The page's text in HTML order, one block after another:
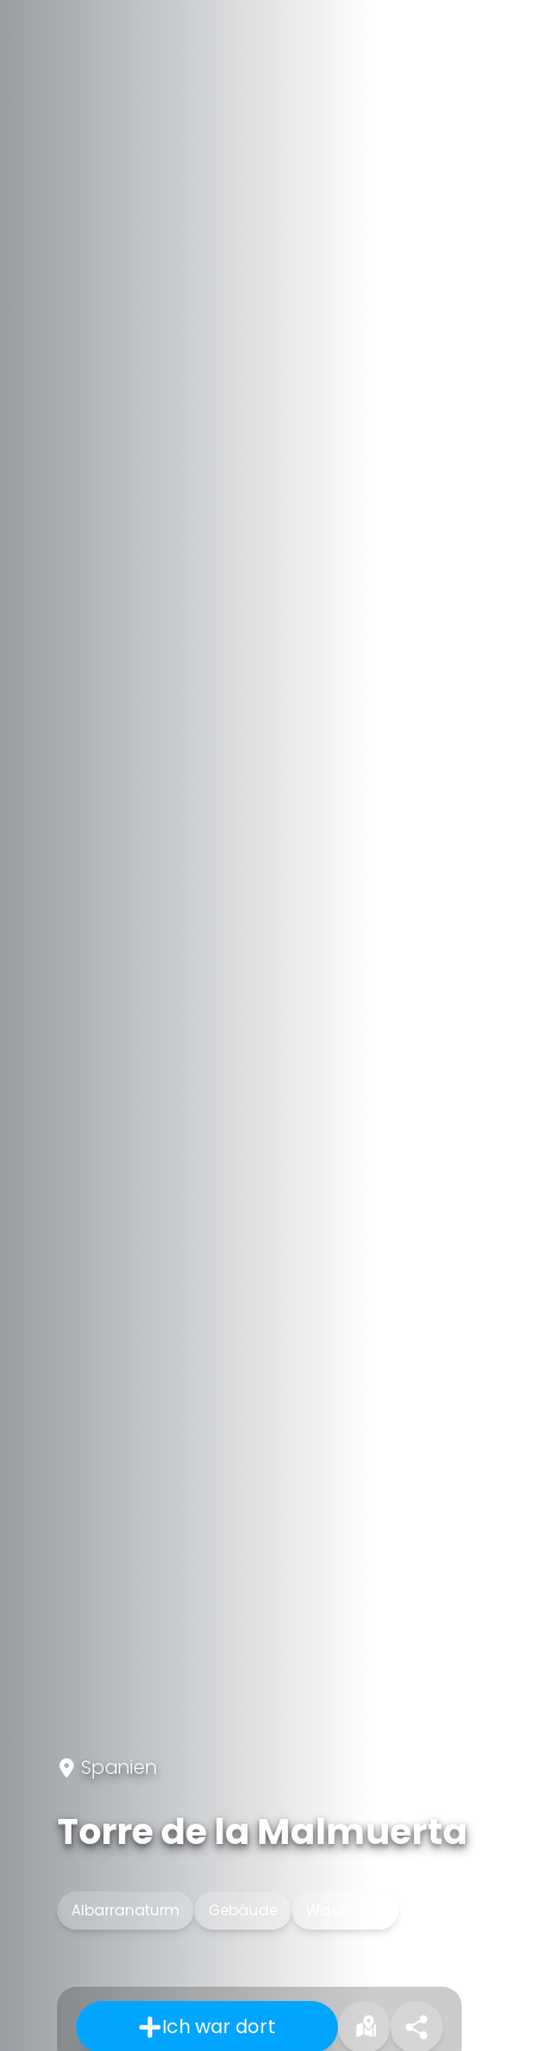
Spanien
Torre de la Malmuerta
Albarranaturm Gebäude
Ich war dort